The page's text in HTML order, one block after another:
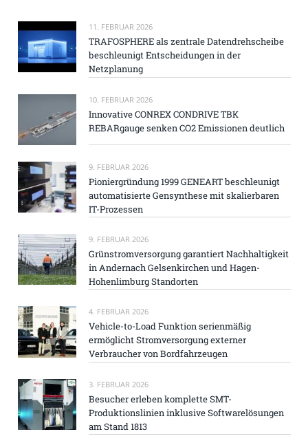
11. FEBRUAR 2026
TRAFOSPHERE als zentrale Datendrehscheibe
beschleunigt Entscheidungen in der
Netzplanung
10. FEBRUAR 2026
Innovative CONREX CONDRIVE TBK
REBARgauge senken CO2 Emissionen deutlich
9. FEBRUAR 2026
Pioniergründung 1999 GENEART beschleunigt
automatisierte Gensynthese mit skalierbaren
IT-Prozessen
9. FEBRUAR 2026
Grünstromversorgung garantiert Nachhaltigkeit
in Andernach Gelsenkirchen und Hagen-
Hohenlimburg Standorten
4. FEBRUAR 2026
Vehicle-to-Load Funktion serienmäßig
ermöglicht Stromversorgung externer
Verbraucher von Bordfahrzeugen
3. FEBRUAR 2026
Besucher erleben komplette SMT-
Produktionslinien inklusive Softwarelösungen
am Stand 1813